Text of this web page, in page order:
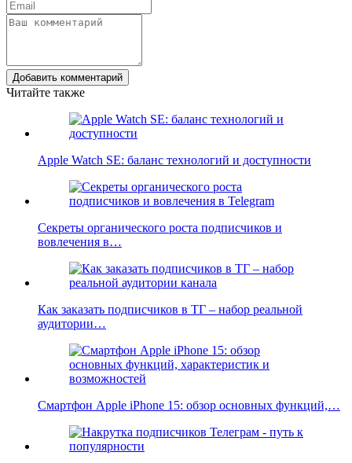
Добавить комментарий
Читайте также
Apple Watch SE: баланс технологий и доступности
Секреты органического роста подписчиков и
вовлечения в…
Как заказать подписчиков в ТГ – набор реальной
аудитории…
Смартфон Apple iPhone 15: обзор основных функций,…